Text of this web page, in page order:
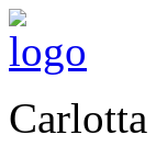
Carlotta